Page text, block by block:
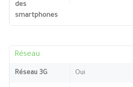
des
smartphones
Réseau
Réseau 3G Oui